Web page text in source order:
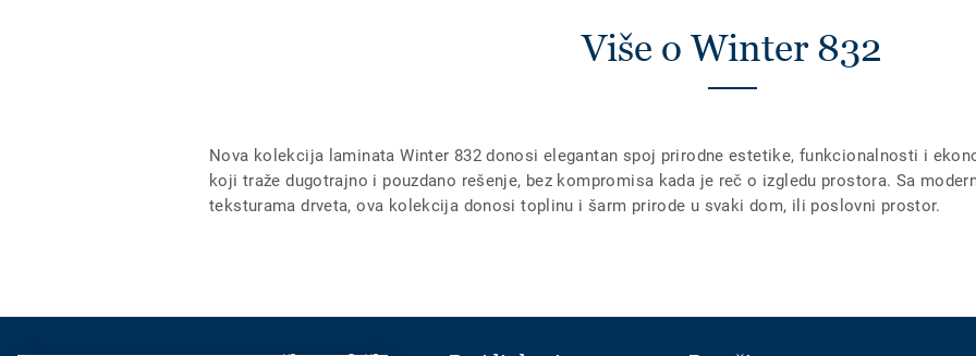
Više o Winter 832
Nova kolekcija laminata Winter 832 donosi elegantan spoj prirodne estetike, funkcionalnosti i
koji traže dugotrajno i pouzdano rešenje, bez kompromisa kada je reč o izgledu prostora. Sa
teksturama drveta, ova kolekcija donosi toplinu i šarm prirode u svaki dom, ili poslovni prostor.